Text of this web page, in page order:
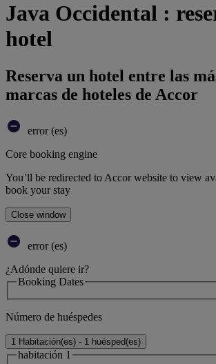
Java Occidental :
hotel
Reserva un hotel entre las
marcas de hoteles de Accor
error (es)
Core booking engine
You’ll be redirected to Accor website to view
book your stay
Close window
error (es)
¿Adónde quiere ir?
Booking Dates
Número de huéspedes
1 Habitación(es) - 1 huésped(es)
habitación 1